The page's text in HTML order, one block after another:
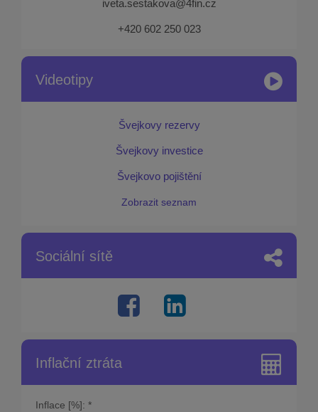
iveta.sestakova@4fin.cz
+420 602 250 023
Videotipy
Švejkovy rezervy
Švejkovy investice
Švejkovo pojištění
Zobrazit seznam
Sociální sítě
Inflační ztráta
Inflace [%]: *